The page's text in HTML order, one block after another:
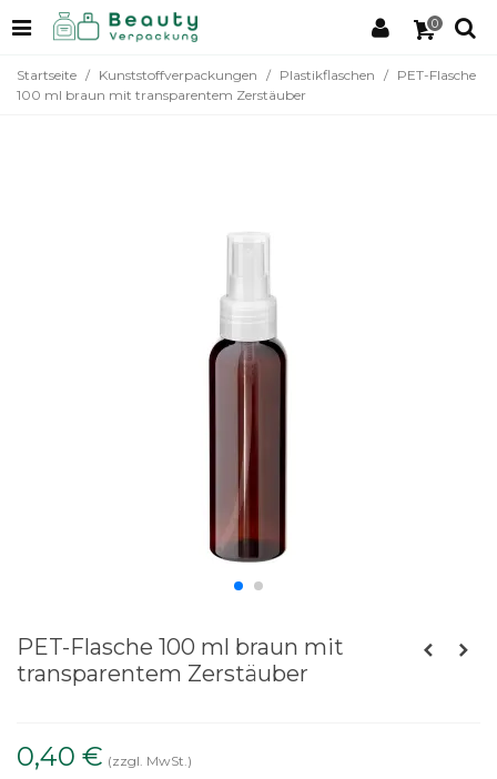
0
Startseite / Kunststoffverpackungen / Plastikflaschen / PET-Flasche
100 ml braun mit transparentem Zerstäuber
PET-Flasche 100 ml braun mit
transparentem Zerstäuber
0,40 € (zzgl. MwSt.)